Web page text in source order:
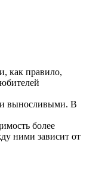
как правило,
и выносливыми. В
более
ними зависит от